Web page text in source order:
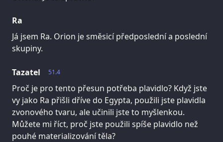
Ra
Já jsem Ra. Orion je směsicí předposlední a poslední
skupiny.
51.4
Tazatel
Proč je pro tento přesun potřeba plavidlo? Když jste
vy jako Ra přišli dříve do Egypta, použili jste plavidla
zvonového tvaru, ale učinili jste to myšlenkou.
Můžete mi říct, proč jste použili spíše plavidlo než
pouhé materializování těla?